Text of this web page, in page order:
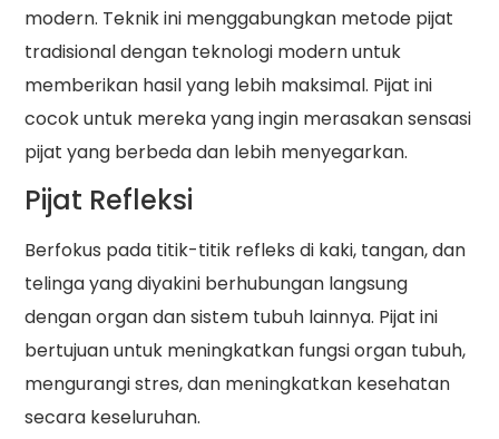
modern. Teknik ini menggabungkan metode pijat
tradisional dengan teknologi modern untuk
memberikan hasil yang lebih maksimal. Pijat ini
cocok untuk mereka yang ingin merasakan sensasi
pijat yang berbeda dan lebih menyegarkan.
Pijat Refleksi
Berfokus pada titik-titik refleks di kaki, tangan, dan
telinga yang diyakini berhubungan langsung
dengan organ dan sistem tubuh lainnya. Pijat ini
bertujuan untuk meningkatkan fungsi organ tubuh,
mengurangi stres, dan meningkatkan kesehatan
secara keseluruhan.